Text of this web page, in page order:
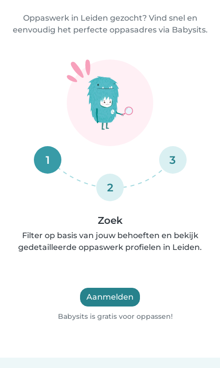
Oppaswerk in Leiden gezocht? Vind snel en
eenvoudig het perfecte oppasadres via Babysits.
1
2
3
Zoek
Filter op basis van jouw behoeften en bekijk
gedetailleerde oppaswerk profielen in Leiden.
Aanmelden
Babysits is gratis voor oppassen!